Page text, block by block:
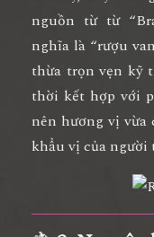
nguồn từ từ
nghĩa là “rượu
thừa trọn vẹn kỹ
thời kết hợp với
nên hương vị vừa
khẩu vị của